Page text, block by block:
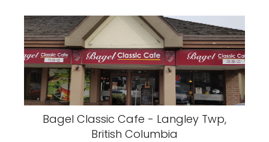
Bagel Classic Cafe - Langley Twp,
British Columbia